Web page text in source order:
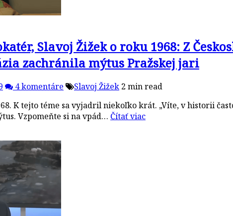
Slavoj Žižek o roku 1968: Z
zachránila mýtus Pražskej jari
4 komentáre Slavoj Žižek 2 min read
K tejto téme sa vyjadril niekoľko krát. „Víte, v historii
Vzpomeňte si na vpád… Čítať viac